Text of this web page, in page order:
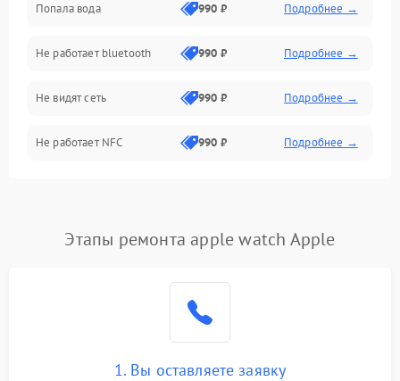
Дисплей
Разговор (микрофон, динамик)
Попала вода 990 ₽ Подробнее →
Не работает bluetooth 990 ₽ Подробнее →
Не видят сеть 990 ₽ Подробнее →
Не работает NFC 990 ₽ Подробнее →
Этапы ремонта apple watch Apple
1. Вы оставляете заявку